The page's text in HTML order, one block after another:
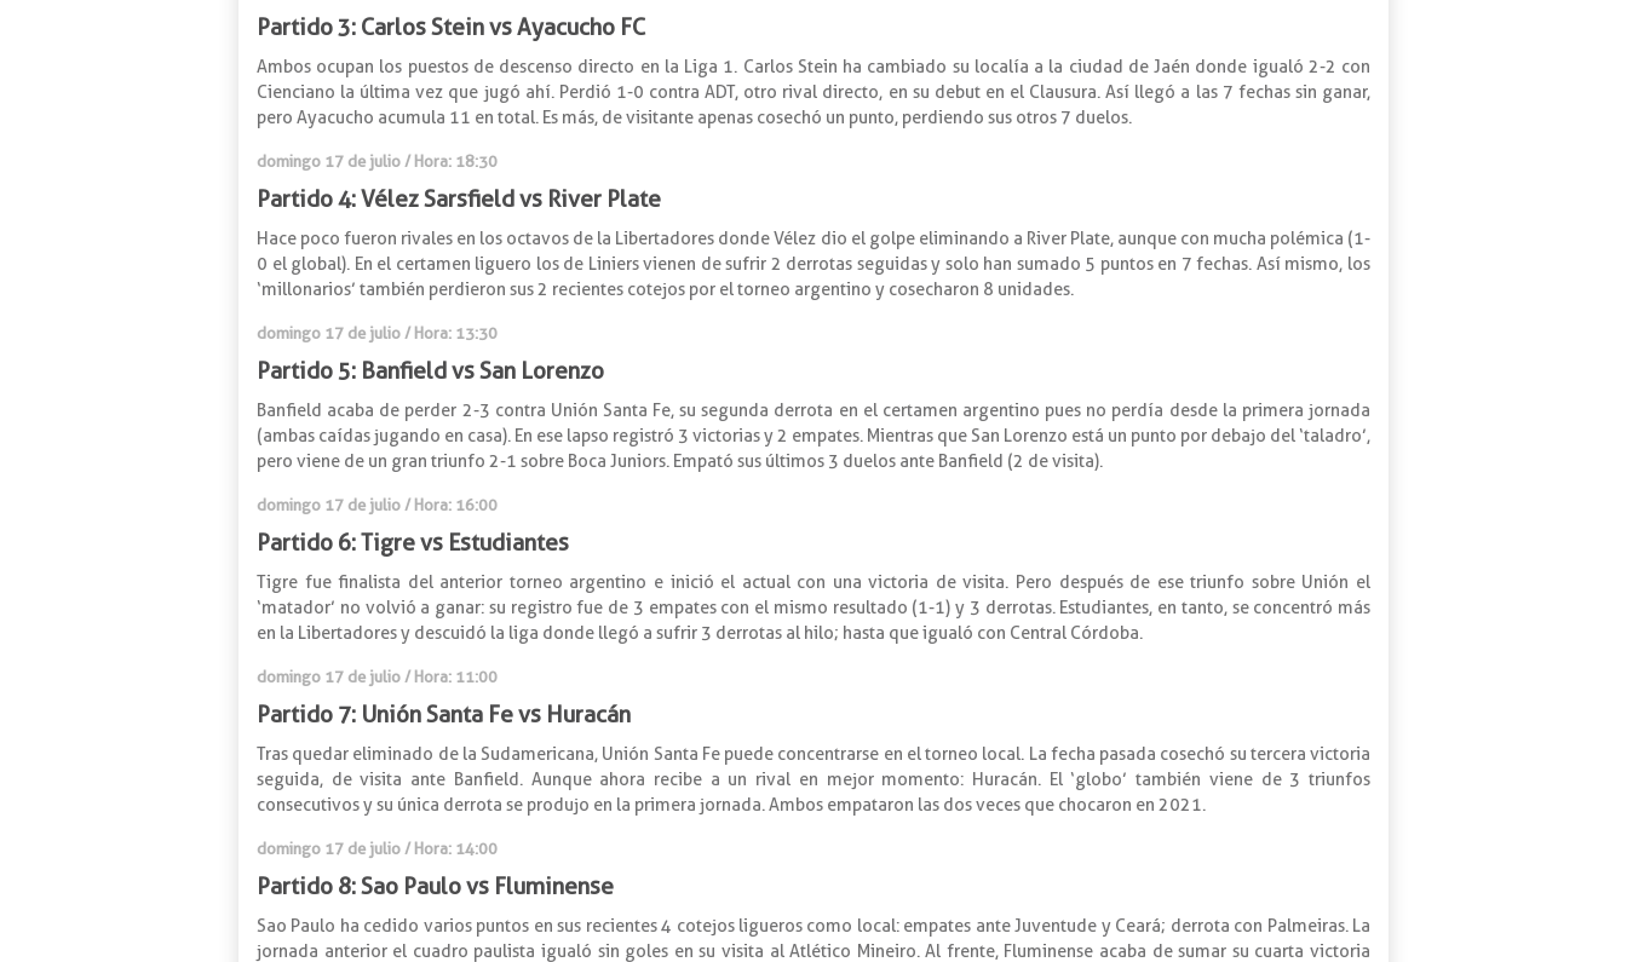
Partido 3: Carlos Stein vs Ayacucho FC
Ambos ocupan los puestos de descenso directo en la Liga 1. Carlos Stein ha cambiado su localía a la ciudad de Jaén donde igualó 2-2 con
Cienciano la última vez que jugó ahí. Perdió 1-0 contra ADT, otro rival directo, en su debut en el Clausura. Así llegó a las 7 fechas sin ganar,
pero Ayacucho acumula 11 en total. Es más, de visitante apenas cosechó un punto, perdiendo sus otros 7 duelos.
domingo 17 de julio / Hora: 18:30
Partido 4: Vélez Sarsfield vs River Plate
Hace poco fueron rivales en los octavos de la Libertadores donde Vélez dio el golpe eliminando a River Plate, aunque con mucha polémica (1-
0 el global). En el certamen liguero los de Liniers vienen de sufrir 2 derrotas seguidas y solo han sumado 5 puntos en 7 fechas. Así mismo, los
‘millonarios’ también perdieron sus 2 recientes cotejos por el torneo argentino y cosecharon 8 unidades.
domingo 17 de julio / Hora: 13:30
Partido 5: Banfield vs San Lorenzo
Banfield acaba de perder 2-3 contra Unión Santa Fe, su segunda derrota en el certamen argentino pues no perdía desde la primera jornada
(ambas caídas jugando en casa). En ese lapso registró 3 victorias y 2 empates. Mientras que San Lorenzo está un punto por debajo del ‘taladro’,
pero viene de un gran triunfo 2-1 sobre Boca Juniors. Empató sus últimos 3 duelos ante Banfield (2 de visita).
domingo 17 de julio / Hora: 16:00
Partido 6: Tigre vs Estudiantes
Tigre fue finalista del anterior torneo argentino e inició el actual con una victoria de visita. Pero después de ese triunfo sobre Unión el
‘matador’ no volvió a ganar: su registro fue de 3 empates con el mismo resultado (1-1) y 3 derrotas. Estudiantes, en tanto, se concentró más
en la Libertadores y descuidó la liga donde llegó a sufrir 3 derrotas al hilo; hasta que igualó con Central Córdoba.
domingo 17 de julio / Hora: 11:00
Partido 7: Unión Santa Fe vs Huracán
Tras quedar eliminado de la Sudamericana, Unión Santa Fe puede concentrarse en el torneo local. La fecha pasada cosechó su tercera victoria
seguida, de visita ante Banfield. Aunque ahora recibe a un rival en mejor momento: Huracán. El ‘globo’ también viene de 3 triunfos
consecutivos y su única derrota se produjo en la primera jornada. Ambos empataron las dos veces que chocaron en 2021.
domingo 17 de julio / Hora: 14:00
Partido 8: Sao Paulo vs Fluminense
Sao Paulo ha cedido varios puntos en sus recientes 4 cotejos ligueros como local: empates ante Juventude y Ceará; derrota con Palmeiras. La
jornada anterior el cuadro paulista igualó sin goles en su visita al Atlético Mineiro. Al frente, Fluminense acaba de sumar su cuarta victoria